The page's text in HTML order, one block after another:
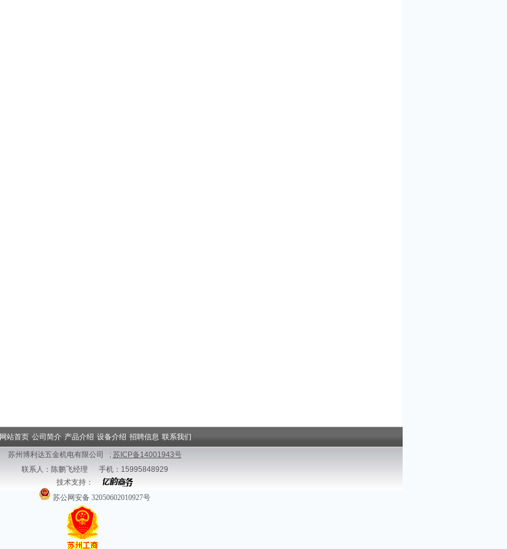
网站首页 公司简介 产品介绍 设备介绍 招聘信息 联系我们
苏州博利达五金机电有限公司 ; 苏ICP备14001943号
联系人：陈鹏飞经理 手机：15995848929
技术支持：
苏公网安备 32050602010927号